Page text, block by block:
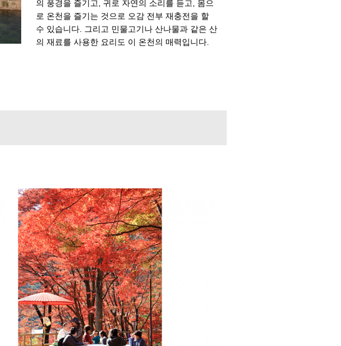
의 풍경을 즐기고, 귀로 자연의 소리를 듣고, 몸으
로 온천을 즐기는 것으로 오감 전부 재충전을 할
수 있습니다. 그리고 민물고기나 산나물과 같은 산
의 재료를 사용한 요리도 이 온천의 매력입니다.